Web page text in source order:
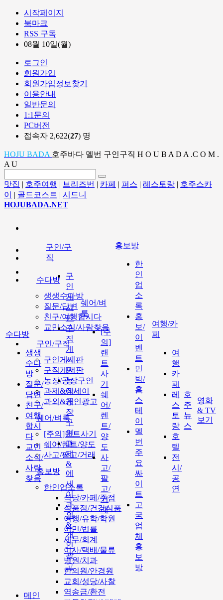
시작페이지
북마크
RSS 구독
08월 10일(월)
로그인
회원가입
회원가입정보찾기
이용안내
일반문의
1:1문의
PC버전
접속자 2,622(27) 명
HOJU BADA 호주바다 멜번 구인구직 H O U B A D A .C O M .
A U
맛집 | 호주여행 | 브리즈번 | 카페 | 퍼스 | 레스토랑 | 호주스카
이
| 골드코스트 | 시드니
HOJUBADA.NET
수다방
생생수다방
질문/답변
친구/여행합시다
교민소식/사람찾음
구인/구직
구인게시판
구직게시판
농장/공장구인
과제&에세이
과외&개인광고
쉐어/벼룩
[주의]랜트사기
쉐어/렌트/양도
사고/팔고/거래
홍보방
한인업소록
식당/카페/주점
식품점/건강식품
여행/유학/학원
이민/법률
세무/회계
이사/택배/물류
병원/치과
한의원/안경원
교회/성당/사찰
역송금/환전
수다방
생생
수다
방
질문/
답변
친구/
여행
합시
다
교민
소식/
사람
찾음
구인/구
직
구
인
게
시
판
구
직
게
시
판
농
장/
공
장
구
인
과
제
&
에
세
이
과
외
&
개
인
광
고
쉐어/벼
룩
[주
의]
랜
트
사
기
쉐
어/
렌
트/
양
도
사
고/
팔
고/
거
래
홍보방
한
인
업
소
록
홍
보/
이
벤
트
민
박/
홈
스
테
이
멜
번
주
요
싸
이
트
고
국
업
체
홍
보
방
여행/카
페
여
행
카
페
레
스
토
랑
호
텔
전
시/
공
연
호
주
뉴
스
영화
& TV
보기
메인